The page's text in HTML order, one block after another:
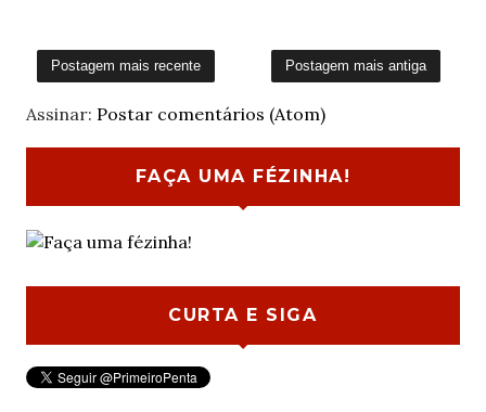
Postagem mais recente Postagem mais antiga
Assinar: Postar comentários (Atom)
FAÇA UMA FÉZINHA!
CURTA E SIGA